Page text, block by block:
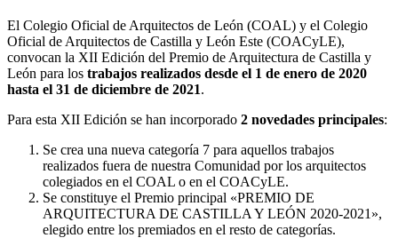
El Colegio Oficial de Arquitectos de León (COAL) y el Colegio
Oficial de Arquitectos de Castilla y León Este (COACyLE),
convocan la XII Edición del Premio de Arquitectura de Castilla y
León para los trabajos realizados desde el 1 de enero de 2020
hasta el 31 de diciembre de 2021.
Para esta XII Edición se han incorporado 2 novedades principales:
Se crea una nueva categoría 7 para aquellos trabajos
realizados fuera de nuestra Comunidad por los arquitectos
colegiados en el COAL o en el COACyLE.
Se constituye el Premio principal «PREMIO DE
ARQUITECTURA DE CASTILLA Y LEÓN 2020-2021»,
elegido entre los premiados en el resto de categorías.